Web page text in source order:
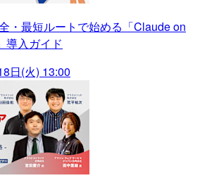
・最短ルートで始める「Claude on
導入ガイド
日(火) 13:00